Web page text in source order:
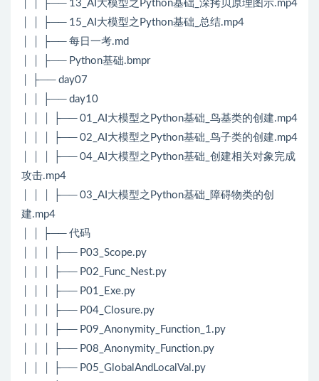
│ │ ├── 13_AI大模型之Python基础_深拷贝原理图示.mp4
│ │ ├── 15_AI大模型之Python基础_总结.mp4
│ │ ├── 每日一考.md
│ │ ├── Python基础.bmpr
│ ├── day07
│ │ ├── day10
│ │ │ ├── 01_AI大模型之Python基础_鸟基类的创建.mp4
│ │ │ ├── 02_AI大模型之Python基础_鸟子类的创建.mp4
│ │ │ ├── 04_AI大模型之Python基础_创建相关对象完成
攻击.mp4
│ │ │ ├── 03_AI大模型之Python基础_障碍物类的创
建.mp4
│ │ ├── 代码
│ │ │ ├── P03_Scope.py
│ │ │ ├── P02_Func_Nest.py
│ │ │ ├── P01_Exe.py
│ │ │ ├── P04_Closure.py
│ │ │ ├── P09_Anonymity_Function_1.py
│ │ │ ├── P08_Anonymity_Function.py
│ │ │ ├── P05_GlobalAndLocalVal.py